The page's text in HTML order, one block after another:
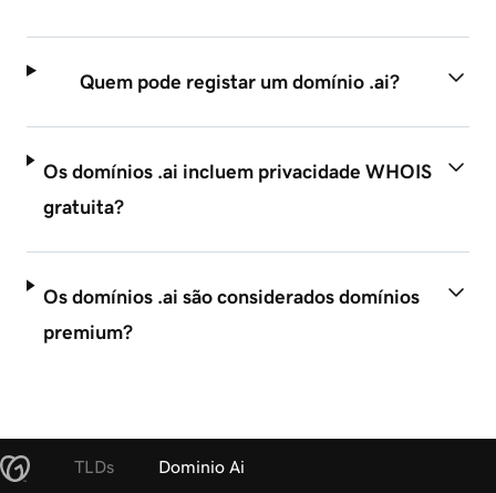
Quem pode registar um domínio .ai?
Os domínios .ai incluem privacidade WHOIS
gratuita?
Os domínios .ai são considerados domínios
premium?
TLDs Dominio Ai